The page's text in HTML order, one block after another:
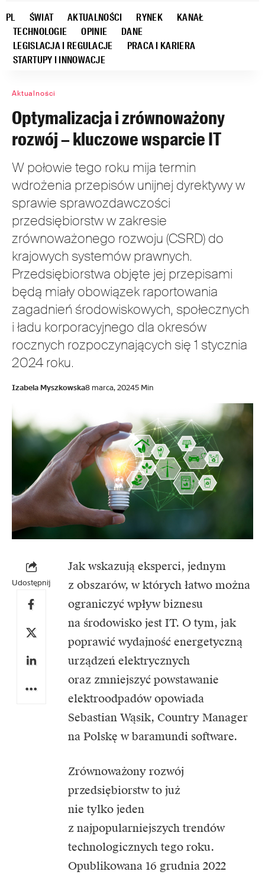
PL ŚWIAT AKTUALNOŚCI RYNEK
KANAŁ
TECHNOLOGIE
OPINIE
DANE
LEGISLACJA I REGULACJE
PRACA I KARIERA
STARTUPY I INNOWACJE
Aktualności
Optymalizacja i zrównoważony
rozwój – kluczowe wsparcie IT
W połowie tego roku mija termin
wdrożenia przepisów unijnej dyrektywy w
sprawie sprawozdawczości
przedsiębiorstw w zakresie
zrównoważonego rozwoju (CSRD) do
krajowych systemów prawnych.
Przedsiębiorstwa objęte jej przepisami
będą miały obowiązek raportowania
zagadnień środowiskowych, społecznych
i ładu korporacyjnego dla okresów
rocznych rozpoczynających się 1 stycznia
2024 roku.
Izabela Myszkowska8 marca, 20245 Min
Udostępnij
Jak wskazują eksperci, jednym
z obszarów, w których łatwo można
ograniczyć wpływ biznesu
na środowisko jest IT. O tym, jak
poprawić wydajność energetyczną
urządzeń elektrycznych
oraz zmniejszyć powstawanie
elektroodpadów opowiada
Sebastian Wąsik, Country Manager
na Polskę wbaramundi software.
Zrównoważony rozwój
przedsiębiorstw to już
nie tylko jeden
z najpopularniejszych trendów
technologicznych tego roku.
Opublikowana 16 grudnia 2022